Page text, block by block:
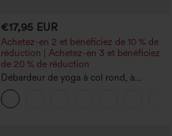
€17,95 EUR
Achetez-en 2 et bénéficiez de 10 % de
réduction | Achetez-en 3 et bénéficiez
de 20 % de réduction
Débardeur de yoga à col rond, à
fronces, effet rafraîchissant - UPF50+